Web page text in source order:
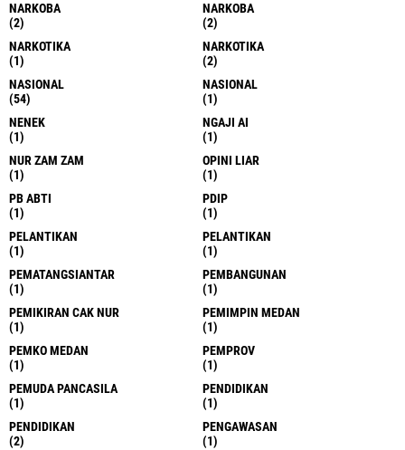
NARKOBA
(2)
NARKOBA
(2)
NARKOTIKA
(1)
NARKOTIKA
(2)
NASIONAL
(54)
NASIONAL
(1)
NENEK
(1)
NGAJI AI
(1)
NUR ZAM ZAM
(1)
OPINI LIAR
(1)
PB ABTI
(1)
PDIP
(1)
PELANTIKAN
(1)
PELANTIKAN
(1)
PEMATANGSIANTAR
(1)
PEMBANGUNAN
(1)
PEMIKIRAN CAK NUR
(1)
PEMIMPIN MEDAN
(1)
PEMKO MEDAN
(1)
PEMPROV
(1)
PEMUDA PANCASILA
(1)
PENDIDIKAN
(1)
PENDIDIKAN
(2)
PENGAWASAN
(1)